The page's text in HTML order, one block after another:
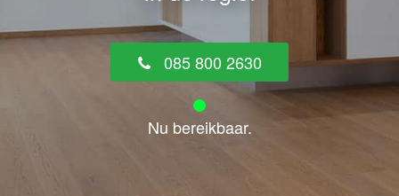
085 800 2630
Nu bereikbaar.